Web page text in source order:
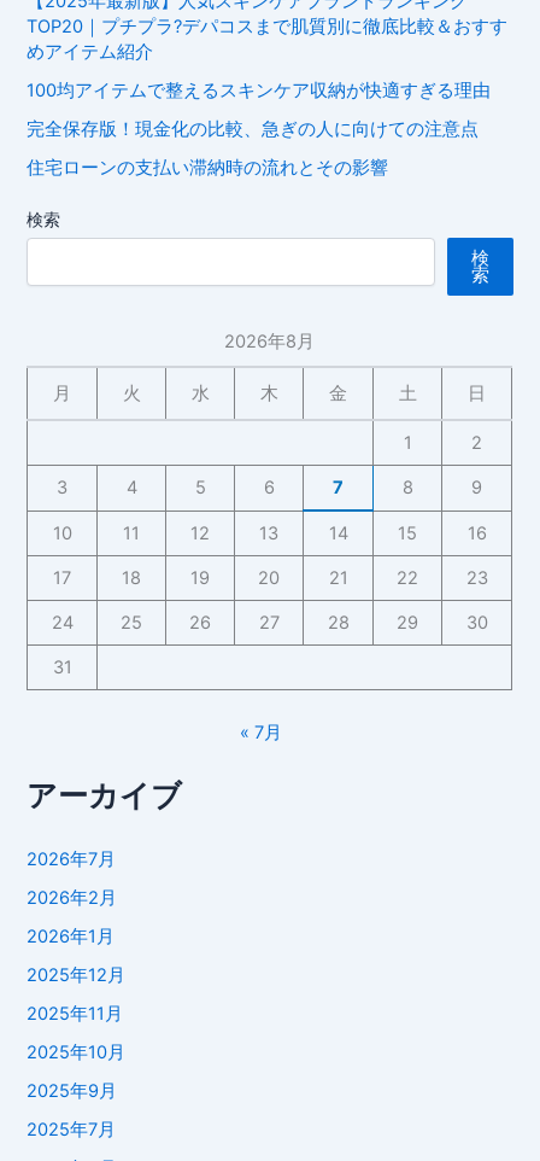
TOP20｜プチプラ?デパコスまで肌質別に徹底比較＆おすす
めアイテム紹介
100均アイテムで整えるスキンケア収納が快適すぎる理由
完全保存版！現金化の比較、急ぎの人に向けての注意点
住宅ローンの支払い滞納時の流れとその影響
検索
検
索
2026年8月
月 火 水 木 金 土 日
1 2
3 4 5 6 7 8 9
10 11 12 13 14 15 16
17 18 19 20 21 22 23
24 25 26 27 28 29 30
31
« 7月
アーカイブ
2026年7月
2026年2月
2026年1月
2025年12月
2025年11月
2025年10月
2025年9月
2025年7月